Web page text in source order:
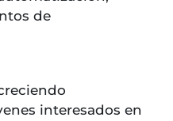
de
interesados en